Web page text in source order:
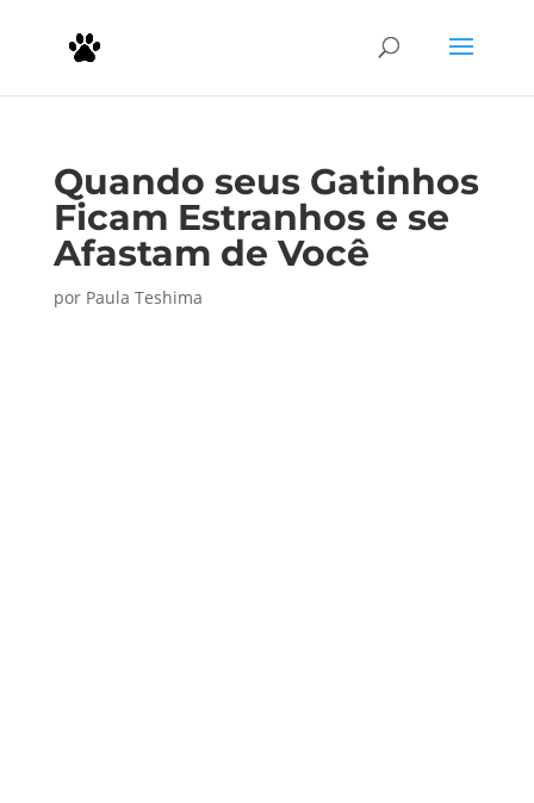
Quando seus Gatinhos
Ficam Estranhos e se
Afastam de Você
por Paula Teshima